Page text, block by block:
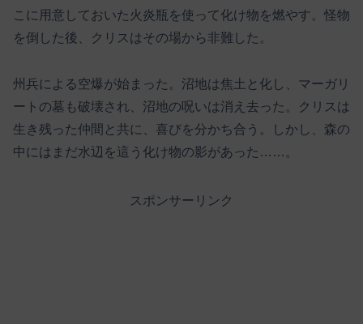
こに用意しておいた火炎瓶を使って化け物を燃やす。怪物
を倒した後、クリスはその場から非難した。
州兵による空爆が始まった。沼地は焦土と化し、マーガリ
ートの墓も破壊され、沼地の呪いは消え去った。クリスは
生き残った仲間と共に、喜びを分かち合う。しかし、森の
中にはまだ水辺を這う化け物の影があった……。
スポンサーリンク